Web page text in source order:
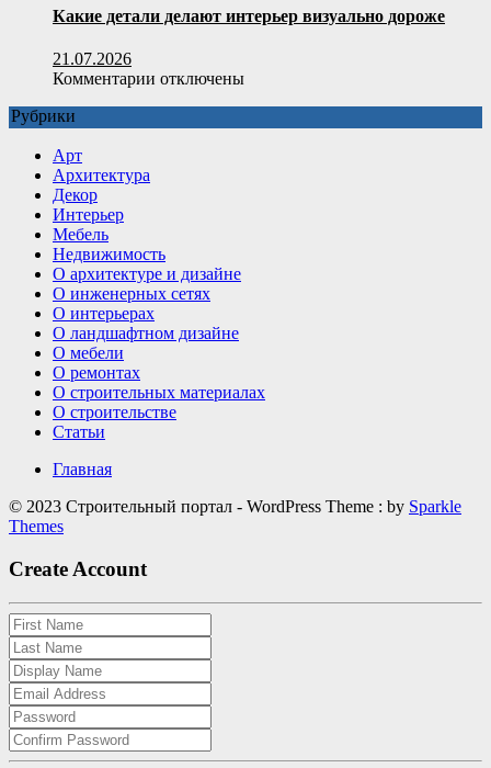
вода:
свойства
применения
Какие детали делают интерьер визуально дороже
21.07.2026
Комментарии котключены
Рубрики
Арт
Архитектура
Декор
Интерьер
Мебель
Недвижимость
О архитектуре и дизайне
О инженерных сетях
О интерьерах
О ландшафтном дизайне
О мебели
О ремонтах
О строительных материалах
О строительстве
Статьи
Главная
© 2023 Строительный портал - WordPress Theme : by Sparkle
Themes
Create Account